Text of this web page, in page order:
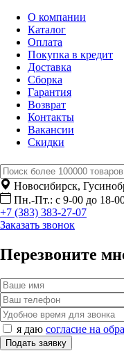
О компании
Каталог
Оплата
Покупка в кредит
Доставка
Сборка
Гарантия
Возврат
Контакты
Вакансии
Скидки
Новосибирск,
Пн.-Пт.: с 9-00 до 18-
+7 (383) 383-27-07
Заказать звонок
Перезвоните
я даю согласие на